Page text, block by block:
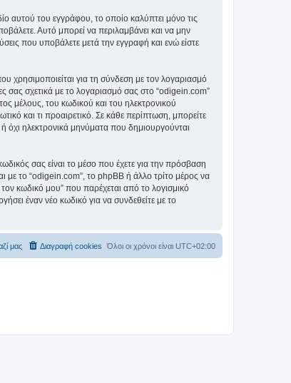
αυτού του εγγράφου, το οποίο καλύπτει μόνο τις
Αυτό μπορεί να περιλαμβάνει και να μην
που υποβάλετε μετά την εγγραφή και ενώ είστε
χρησιμοποιείται για τη σύνδεση με τον λογαριασμό
σας σχετικά με το λογαριασμό σας στο “odigein.com”
μέλους, του κωδικού και του ηλεκτρονικού
και τι προαιρετικό. Σε κάθε περίπτωση, μπορείτε
όχι ηλεκτρονικά μηνύματα που δημιουργούνται
σας είναι το μέσο που έχετε για την πρόσβαση
με το “odigein.com”, το phpBB ή άλλο τρίτο μέρος να
κωδικό μου” που παρέχεται από το λογισμικό
έναν νέο κωδικό για να συνδεθείτε με το
Όλοι οι χρόνοι είναι UTC+02:00
Διαγραφή cookies
μας